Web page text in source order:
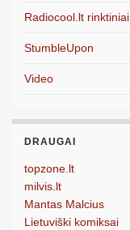
Radiocool.lt rinktiniai
StumbleUpon
Video
DRAUGAI
topzone.lt
milvis.lt
Mantas Malcius
Lietuviški komiksai